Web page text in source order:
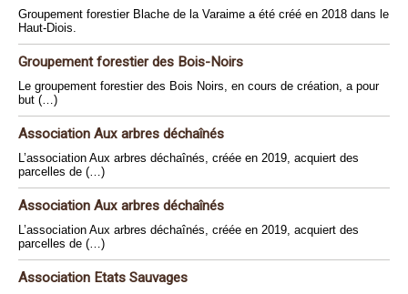
Groupement forestier Blache de la Varaime a été créé en 2018 dans le
Haut-Diois.
Groupement forestier des Bois-Noirs
Le groupement forestier des Bois Noirs, en cours de création, a pour
but (…)
Association Aux arbres déchaînés
L’association Aux arbres déchaînés, créée en 2019, acquiert des
parcelles de (…)
Association Aux arbres déchaînés
L’association Aux arbres déchaînés, créée en 2019, acquiert des
parcelles de (…)
Association Etats Sauvages